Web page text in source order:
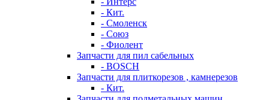
- Кит.
- Смоленск
- Союз
- Фиолент
Запчасти для пил сабельных
- BOSCH
Запчасти для плиткорезов , камнерезов
- Кит.